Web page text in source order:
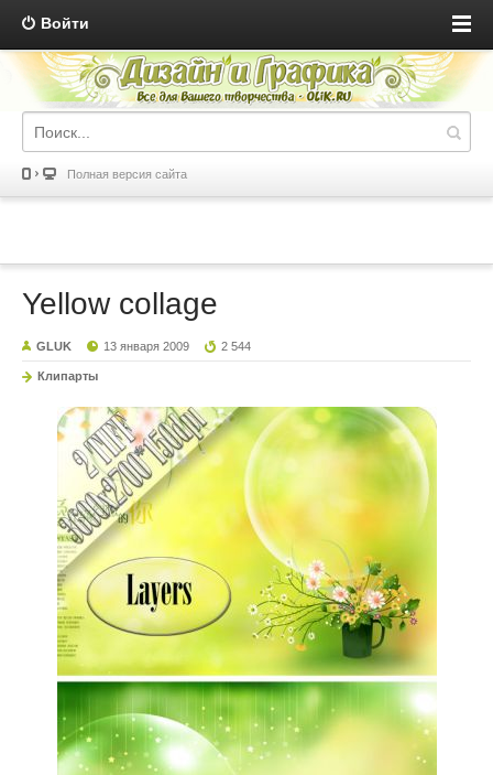
Войти
Полная версия сайта
Yellow collage
GLUK 13 января 2009 2 544
Клипарты